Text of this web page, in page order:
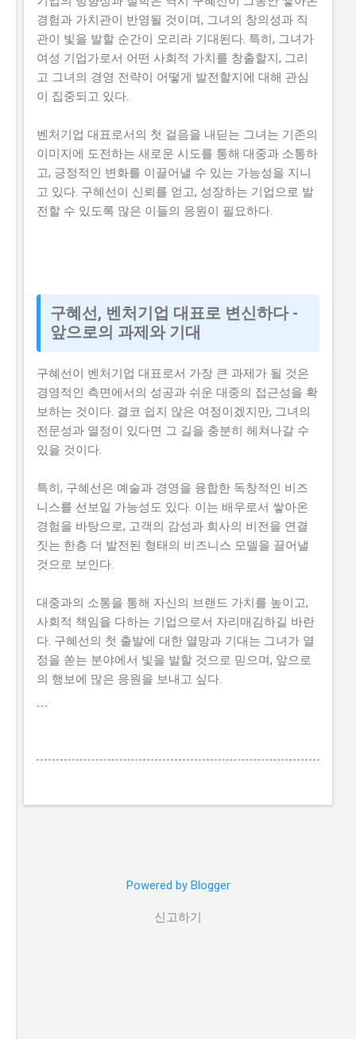
경험과 가치관이 반영될 것이며, 그녀의 창의성과 직
관이 빛을 발할 순간이 오리라 기대된다. 특히, 그녀가
여성 기업가로서 어떤 사회적 가치를 창출할지, 그리
고 그녀의 경영 전략이 어떻게 발전할지에 대해 관심
이 집중되고 있다.
벤처기업 대표로서의 첫 걸음을 내딛는 그녀는 기존의
이미지에 도전하는 새로운 시도를 통해 대중과 소통하
고, 긍정적인 변화를 이끌어낼 수 있는 가능성을 지니
고 있다. 구혜선이 신뢰를 얻고, 성장하는 기업으로 발
전할 수 있도록 많은 이들의 응원이 필요하다.
구혜선, 벤처기업 대표로 변신하다 -
앞으로의 과제와 기대
구혜선이 벤처기업 대표로서 가장 큰 과제가 될 것은
경영적인 측면에서의 성공과 쉬운 대중의 접근성을 확
보하는 것이다. 결코 쉽지 않은 여정이겠지만, 그녀의
전문성과 열정이 있다면 그 길을 충분히 헤쳐나갈 수
있을 것이다.
특히, 구혜선은 예술과 경영을 융합한 독창적인 비즈
니스를 선보일 가능성도 있다. 이는 배우로서 쌓아온
경험을 바탕으로, 고객의 감성과 회사의 비전을 연결
짓는 한층 더 발전된 형태의 비즈니스 모델을 끌어낼
것으로 보인다.
대중과의 소통을 통해 자신의 브랜드 가치를 높이고,
사회적 책임을 다하는 기업으로서 자리매김하길 바란
다. 구혜선의 첫 출발에 대한 열망과 기대는 그녀가 열
정을 쏟는 분야에서 빛을 발할 것으로 믿으며, 앞으로
의 행보에 많은 응원을 보내고 싶다.
```
Powered by Blogger
신고하기